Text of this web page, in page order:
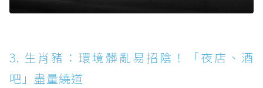
3. 生肖豬：環境髒亂易招陰！「夜店、酒
吧」盡量繞道